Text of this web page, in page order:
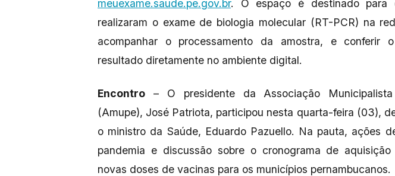
meuexame.saude.pe.gov.br. O espaço é destinado para
realizaram o exame de biologia molecular (RT-PCR) na
acompanhar o processamento da amostra, e conferir
resultado diretamente no ambiente digital.
Encontro – O presidente da Associação
(Amupe), José Patriota, participou nesta quarta-feira (03),
o ministro da Saúde, Eduardo Pazuello. Na pauta, ações
pandemia e discussão sobre o cronograma de
novas doses de vacinas para os municípios pernambucanos.